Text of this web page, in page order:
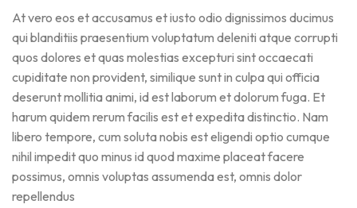
At vero eos et accusamus et iusto odio dignissimos ducimus
qui blanditiis praesentium voluptatum deleniti atque corrupti
quos dolores et quas molestias excepturi sint occaecati
cupiditate non provident, similique sunt in culpa qui officia
deserunt mollitia animi, id est laborum et dolorum fuga. Et
harum quidem rerum facilis est et expedita distinctio. Nam
libero tempore, cum soluta nobis est eligendi optio cumque
nihil impedit quo minus id quod maxime placeat facere
possimus, omnis voluptas assumenda est, omnis dolor
repellendus